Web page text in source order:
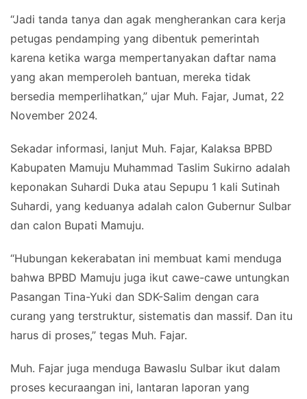
“Jadi tanda tanya dan agak mengherankan cara kerja
petugas pendamping yang dibentuk pemerintah
karena ketika warga mempertanyakan daftar nama
yang akan memperoleh bantuan, mereka tidak
bersedia memperlihatkan,” ujar Muh. Fajar, Jumat, 22
November 2024.
Sekadar informasi, lanjut Muh. Fajar, Kalaksa BPBD
Kabupaten Mamuju Muhammad Taslim Sukirno adalah
keponakan Suhardi Duka atau Sepupu 1 kali Sutinah
Suhardi, yang keduanya adalah calon Gubernur Sulbar
dan calon Bupati Mamuju.
“Hubungan kekerabatan ini membuat kami menduga
bahwa BPBD Mamuju juga ikut cawe-cawe untungkan
Pasangan Tina-Yuki dan SDK-Salim dengan cara
curang yang terstruktur, sistematis dan massif. Dan itu
harus di proses,” tegas Muh. Fajar.
Muh. Fajar juga menduga Bawaslu Sulbar ikut dalam
proses kecuraangan ini, lantaran laporan yang